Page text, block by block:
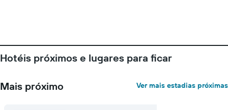
Hotéis próximos e lugares para ficar
Mais próximo Ver mais estadias próximas